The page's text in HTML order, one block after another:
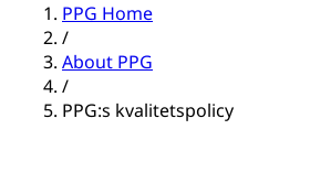
PPG Home
/
About PPG
/
PPG:s kvalitetspolicy